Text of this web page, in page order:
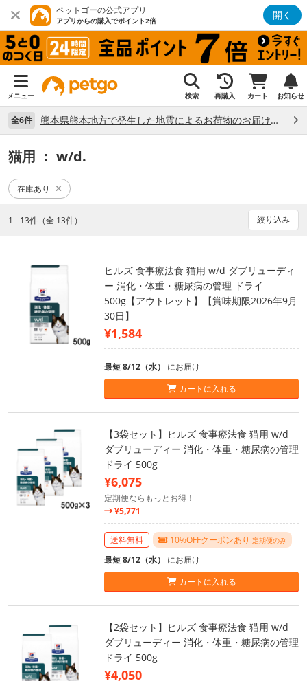
ペットゴーの公式アプリ
アプリからの購入でポイント2倍 開く
メニュー 検索 再購入 カート お知らせ
全6件 熊本県熊本地方で発生した地震によるお荷物のお届け状況について （7/28）
猫用 ： w/d.
在庫あり
1 - 13件（全 13件） 絞り込み
ヒルズ 食事療法食 猫用 w/d ダブリューディ
ー 消化・体重・糖尿病の管理 ドライ
500g【アウトレット】【賞味期限2026年9月
30日】
¥1,584
最短 8/12（水） にお届け
カートに入れる
【3袋セット】ヒルズ 食事療法食 猫用 w/d
ダブリューディー 消化・体重・糖尿病の管理
ドライ 500g
¥6,075
定期便ならもっとお得！
¥5,771
送料無料 10%OFFクーポンあり 定期便のみ
最短 8/12（水） にお届け
カートに入れる
【2袋セット】ヒルズ 食事療法食 猫用 w/d
ダブリューディー 消化・体重・糖尿病の管理
ドライ 500g
¥4,050